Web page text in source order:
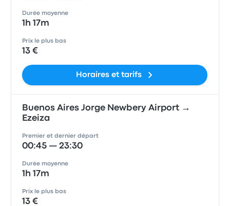
Durée moyenne
1h 17m
Prix le plus bas
13 €
Horaires et tarifs
Buenos Aires Jorge Newbery Airport →
Ezeiza
Premier et dernier départ
00:45 — 23:30
Durée moyenne
1h 17m
Prix le plus bas
13 €